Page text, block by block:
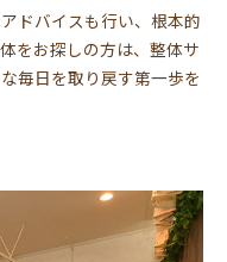
ドバイスも行い、根本的
をお探しの方は、整体サ
毎日を取り戻す第一歩を